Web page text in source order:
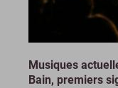
Musiques
Bain, premiers